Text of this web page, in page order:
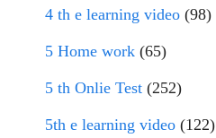
4 th e learning video (98)
5 Home work (65)
5 th Onlie Test (252)
5th e learning video (122)